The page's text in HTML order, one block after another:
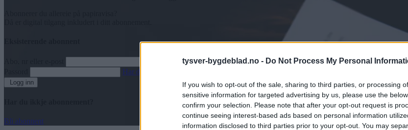
tysver-bygdeblad.no - Do Not Process My Personal
If you wish to opt-out of the sale, sharing to third parties, or processing
sensitive information for targeted advertising by us, please use the
confirm your selection. Please note that after your opt-out request is
continue seeing interest-based ads based on personal information
information disclosed to third parties prior to your opt-out. You may
Har du gløymt passordet?
Logg inn
Bli abonnent